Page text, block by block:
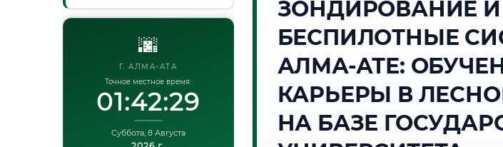
🌆
Г. АЛМА-АТА
Точное местное время:
01:42:30
Суббота, 8 Августа
ЗОНДИРОВАНИЕ И
БЕСПИЛОТНЫЕ
АЛМА-АТЕ:
КАРЬЕРЫ В
НА БАЗЕ